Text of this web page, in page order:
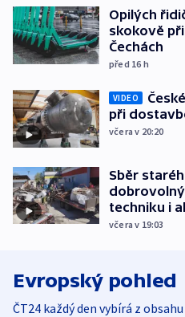
Opilých
skokově
Čechách
před 16 h
VIDEO
při
včera v 20:20
Sběr
techniku i
včera v 19:03
Evropský pohled
ČT24 každý den vybírá z